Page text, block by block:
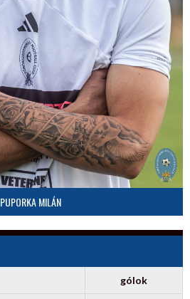
PUPORKA MILÁN
gólok